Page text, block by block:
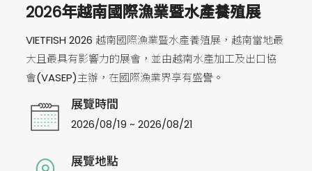
2026年越南國際漁業暨水產養殖展
VIETFISH 2026 越南國際漁業暨水產養殖展，越南當地最
大且最具有影響力的展會，並由越南水產加工及出口協
會(VASEP)主辦，在國際漁業界享有盛譽。
展覽時間
2026/08/19 ~ 2026/08/21
展覽地點